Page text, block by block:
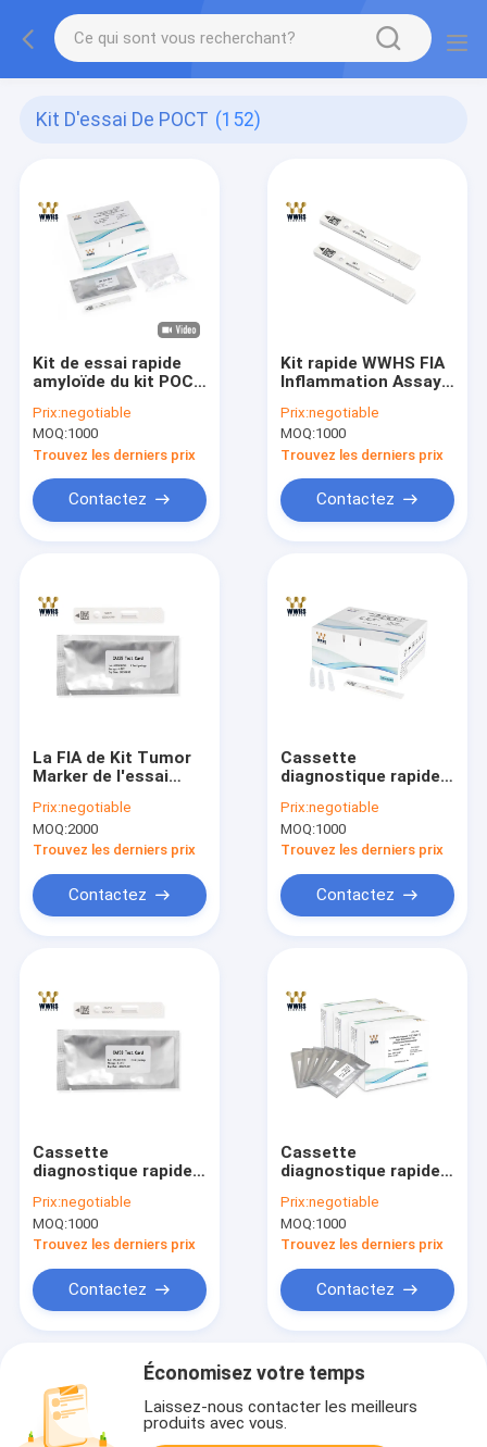
Kit D'essai De POCT (152)
Kit de essai rapide
amyloïde du kit POCT
(CRP/SAA) de
protéine C réactive
Prix:negotiable
MOQ:1000
Trouvez les derniers prix
Contactez
Kit rapide WWHS FIA
Inflammation Assay
d'essai de SAA
Prix:negotiable
MOQ:1000
Trouvez les derniers prix
Contactez
La FIA de Kit Tumor
Marker de l'essai
sang total, plasma et
sérum
Prix:negotiable
MOQ:2000
Trouvez les derniers prix
Contactez
Cassette
diagnostique rapide
Colloidal Gold WWHS
POCT d'essai d'AMH
IVD
Prix:negotiable
MOQ:1000
Trouvez les derniers prix
Contactez
Cassette
diagnostique rapide
And Colloidal Gold
POCT d'essai de
CA15-3 IVD
Prix:negotiable
MOQ:1000
Trouvez les derniers prix
Contactez
Cassette
diagnostique rapide
Colloidal Gold POCT
d'essai de CK19
CYFRA21-1 IVD
Prix:negotiable
MOQ:1000
Trouvez les derniers prix
Contactez
Économisez votre temps
Laissez-nous contacter les meilleurs
produits avec vous.